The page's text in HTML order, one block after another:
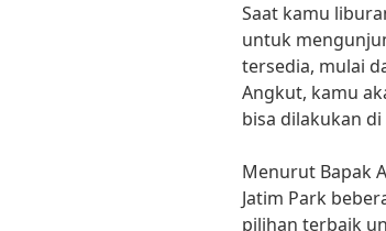
Saat kamu
untuk
tersedia, mulai
Angkut, kamu
bisa dilakukan di
Menurut Bapak
Jatim Park
pilihan terbaik